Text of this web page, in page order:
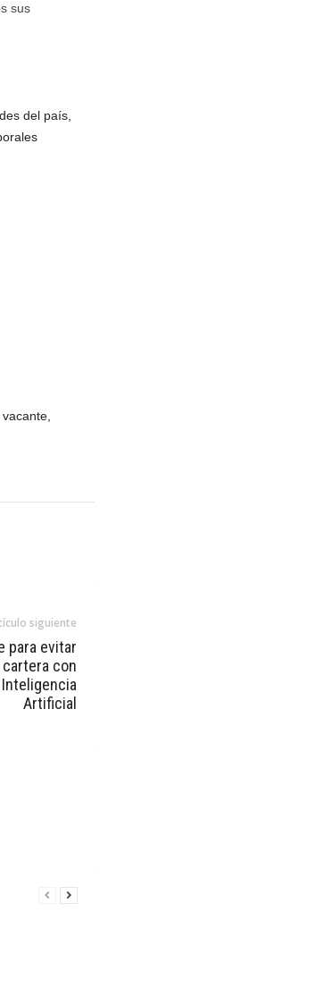
sus
del país,
siguiente
para evitar
con
Artificial